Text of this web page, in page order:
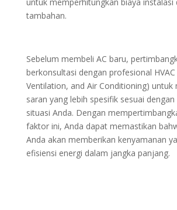
tambahan.
Sebelum membeli AC baru,
berkonsultasi dengan profesional
Ventilation, and Air Conditioning) untuk
saran yang lebih spesifik sesuai
situasi Anda. Dengan
faktor ini, Anda dapat memastikan
Anda akan memberikan kenyamanan
efisiensi energi dalam jangka panjang.